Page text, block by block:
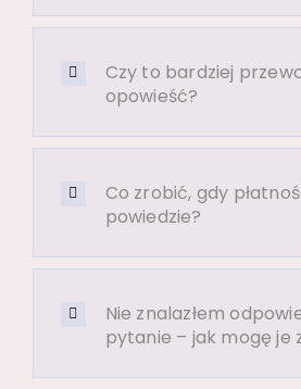
Czy to bardziej
opowieść?
Co zrobić, gdy
powiedzie?
Nie znalazłem
pytanie – jak mogę je